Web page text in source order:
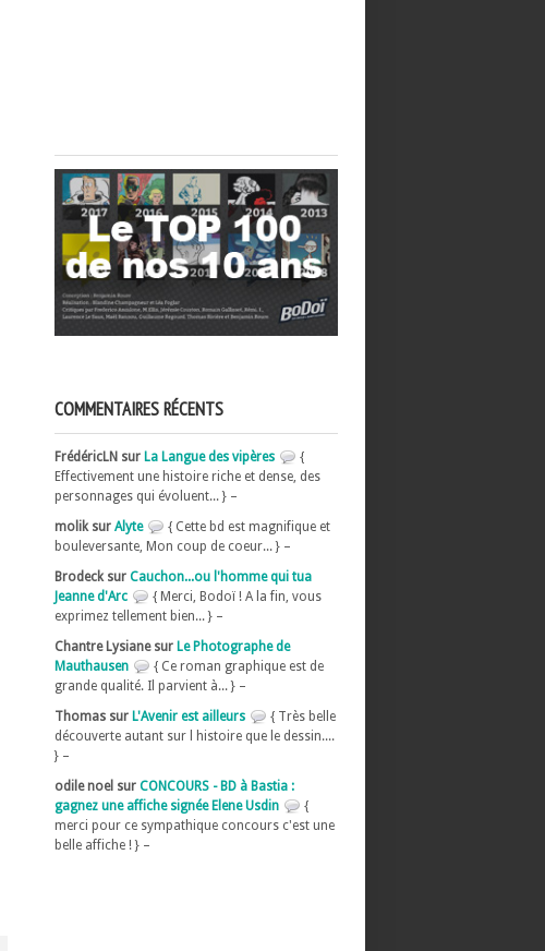
COMMENTAIRES RÉCENTS
FrédéricLN sur La Langue des vipères
{
Effectivement une histoire riche et dense, des
personnages qui évoluent... } –
molik sur Alyte
{ Cette bd est magnifique et
bouleversante, Mon coup de coeur... } –
Brodeck sur Cauchon...ou l'homme qui tua
Jeanne d'Arc
{ Merci, Bodoï ! A la fin, vous
exprimez tellement bien... } –
Chantre Lysiane sur Le Photographe de
Mauthausen
{ Ce roman graphique est de
grande qualité. Il parvient à... } –
Thomas sur L'Avenir est ailleurs
{ Très belle
découverte autant sur l histoire que le dessin....
} –
odile noel sur CONCOURS - BD à Bastia :
gagnez une affiche signée Elene Usdin
{
merci pour ce sympathique concours c'est une
belle affiche ! } –